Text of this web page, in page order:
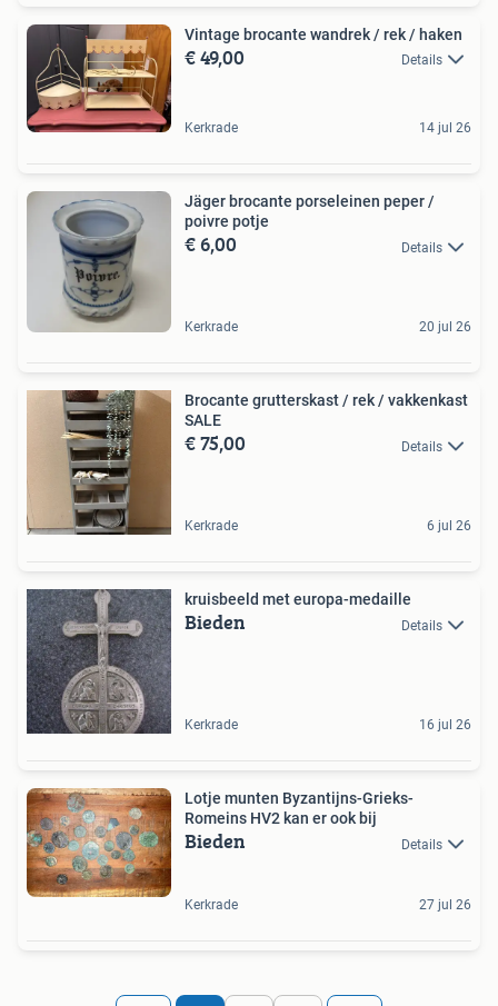
Vintage brocante wandrek / rek / haken
€ 49,00 Details
Kerkrade 14 jul 26
Jäger brocante porseleinen peper /
poivre potje
€ 6,00 Details
Kerkrade 20 jul 26
Brocante grutterskast / rek / vakkenkast
SALE
€ 75,00 Details
Kerkrade 6 jul 26
kruisbeeld met europa-medaille
Bieden Details
Kerkrade 16 jul 26
Lotje munten Byzantijns-Grieks-
Romeins HV2 kan er ook bij
Bieden Details
Kerkrade 27 jul 26